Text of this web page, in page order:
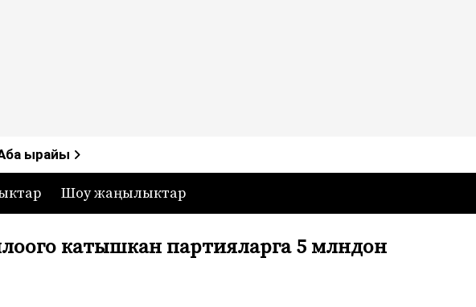
— Кыргызстан
ырайы
Шоу жаңылыктар
катышкан партияларга 5 млндон